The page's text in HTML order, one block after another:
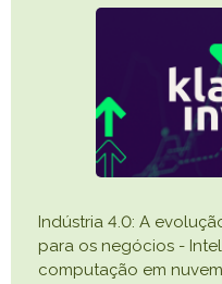
Indústria 4.0: A
para os negócios -
computação em